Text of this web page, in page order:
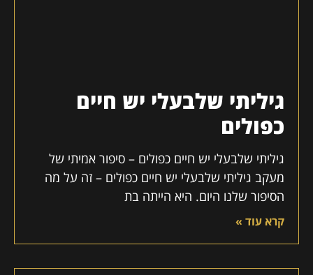
גיליתי שלבעלי יש חיים
כפולים
גיליתי שלבעלי יש חיים כפולים – סיפור אמיתי של
מעקב גיליתי שלבעלי יש חיים כפולים – זה על מה
הסיפור שלנו היום. היא הייתה בת
קרא עוד »